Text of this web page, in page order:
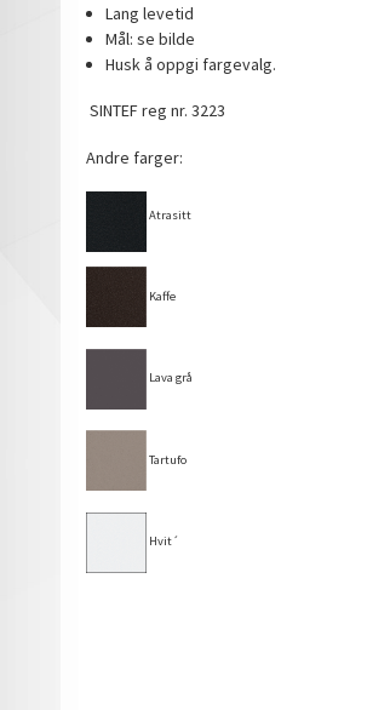
Lang levetid
Mål: se bilde
Husk å oppgi fargevalg.
SINTEF reg nr. 3223
Andre farger:
Atrasitt
Kaffe
Lava grå
Tartufo
Hvit´